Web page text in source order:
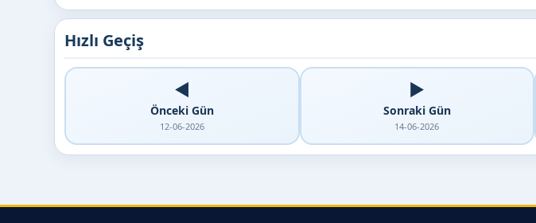
Hızlı Geçiş
◀️
Önceki Gün
12-06-2026
▶️
Sonraki Gün
14-06-2026